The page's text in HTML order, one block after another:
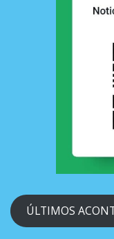
ÚLTIMOS